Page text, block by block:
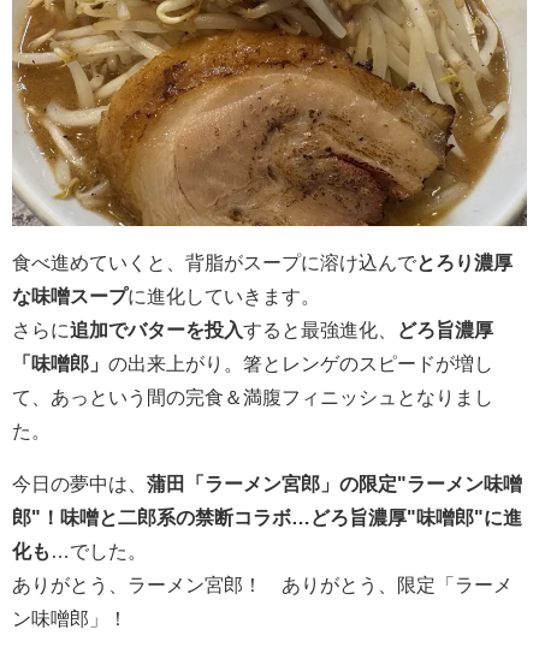
食べ進めていくと、背脂がスープに溶け込んでとろり濃厚
な味噌スープに進化していきます。
さらに追加でバターを投入すると最強進化、
どろ旨濃厚
「味噌郎」 の出来上がり。箸とレンゲのスピードが増し
て、あっという間の完食＆満腹フィニッシュとなりまし
た。
今日の夢中は、 蒲田「ラーメン宮郎」の限定"ラーメン味噌
郎" ！ 味噌と二郎系の禁断コラボ…どろ旨濃厚"味噌郎"に進
化も
…でした。
ありがとう、ラーメン宮郎！ ありがとう、限定「ラーメ
ン味噌郎」！